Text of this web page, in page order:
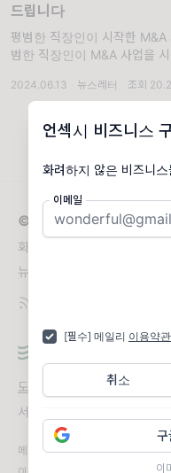
언섹시 비즈니스
화려하지 않은 비즈니
이메일
[필수] 메일리 이용약관
취소
구
이
드립니다
평범한 직장인이 시작한 M&A
범한 직장인이 M&A 사업을 시
들을 대거 고용한 것도 아니고
했거든요. 100억 이하의 소형
2024.06.13 뉴스레터 조회
© 2026 언섹시 비즈니
화려하지 않은 비즈니스들을
뉴스레터 문의
도움말
오류 및 기능 관련 제
서비스 이용 문의
메일리 사업자 정보